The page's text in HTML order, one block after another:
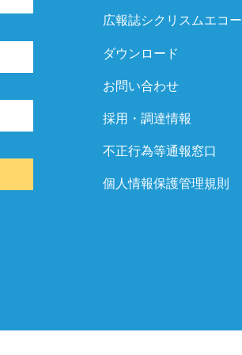
広報誌シクリスムエコー
ダウンロード
お問い合わせ
採用・調達情報
不正行為等通報窓口
個人情報保護管理規則